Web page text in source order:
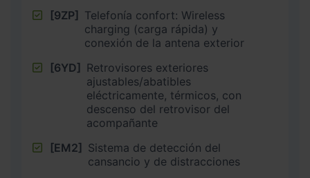
[9ZP] Telefonía confort: Wireless
charging (carga rápida) y
conexión de la antena exterior
[6YD] Retrovisores exteriores
ajustables/abatibles
eléctricamente, térmicos, con
descenso del retrovisor del
acompañante
[EM2] Sistema de detección del
cansancio y de distracciones